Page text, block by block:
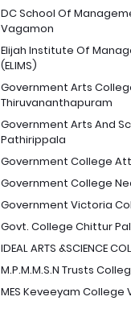
DC School Of
Vagamon
Elijah Institute Of
(ELIMS)
Government Arts
Thiruvananthapuram
Government Arts And
Pathirippala
Government College
Government College
Government Victoria
Govt. College Chittur
IDEAL ARTS &SCIENCE
M.P.M.M.S.N Trusts
MES Keveeyam College